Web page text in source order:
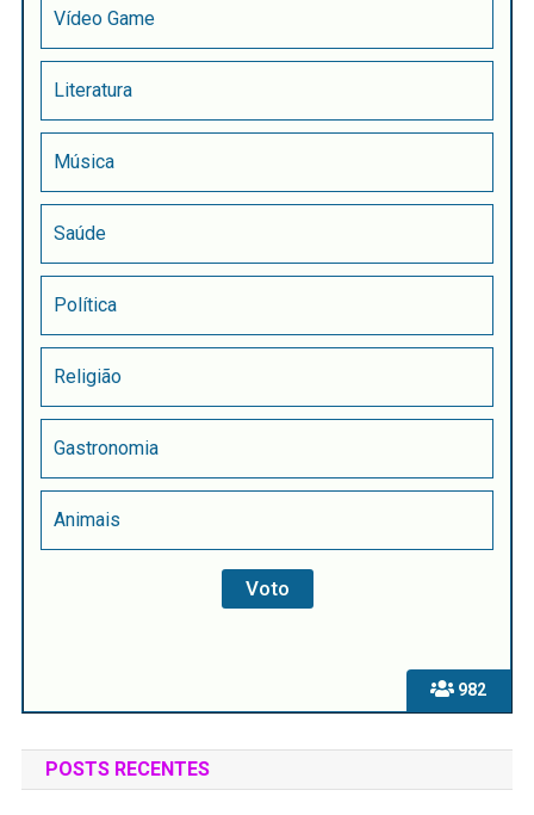
982
Vídeo Game
Literatura
Música
Saúde
Política
Religião
Gastronomia
Animais
POSTS RECENTES